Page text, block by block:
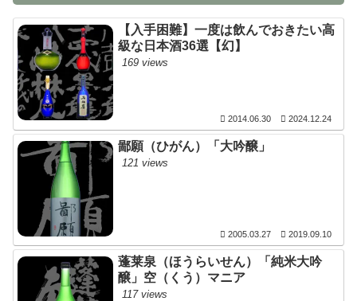
【入手困難】一度は飲んでおきたい高
級な日本酒36選【幻】
169 views
2014.06.30 2024.12.24
鄙願（ひがん）「大吟醸」
121 views
2005.03.27 2019.09.10
蓬莱泉（ほうらいせん）「純米大吟
醸」空（くう）マニア
117 views